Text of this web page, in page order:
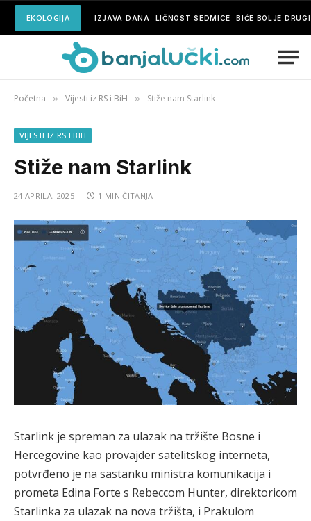
EKOLOGIJA IZJAVA DANA LIČNOST SEDMICE BIĆE BOLJE
Početna » Vijesti iz RS i BiH » Stiže nam Starlink
VIJESTI IZ RS I BIH
Stiže nam Starlink
24 APRILA, 2025 1 MIN ČITANJA
Starlink je spreman za ulazak na tržište Bosne i
Hercegovine kao provajder satelitskog interneta,
potvrđeno je na sastanku ministra komunikacija i
prometa Edina Forte s Rebeccom Hunter, direktoricom
Starlinka za ulazak na nova tržišta, i Prakulom